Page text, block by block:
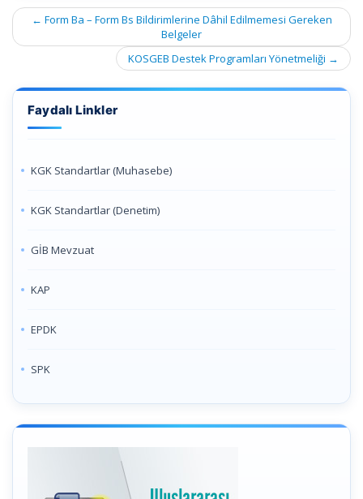
Post
navigation
← Form Ba – Form Bs Bildirimlerine Dâhil Edilmemesi Gereken
Belgeler
KOSGEB Destek Programları Yönetmeliği →
Faydalı Linkler
KGK Standartlar (Muhasebe)
KGK Standartlar (Denetim)
GİB Mevzuat
KAP
EPDK
SPK